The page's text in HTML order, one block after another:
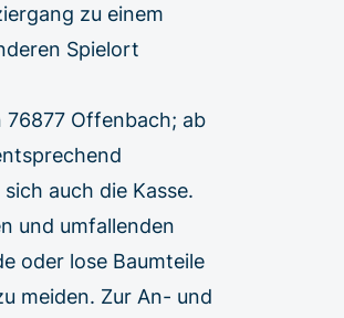
zu einem
Spielort
76877 Offenbach; ab
auch die Kasse.
und umfallenden
oder lose Baumteile
meiden. Zur An- und